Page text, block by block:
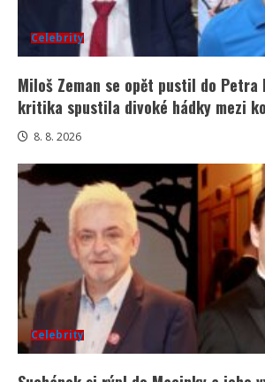
Celebrity
Miloš Zeman se opět pustil do Petra
kritika spustila divoké hádky mezi
8. 8. 2026
Celebrity